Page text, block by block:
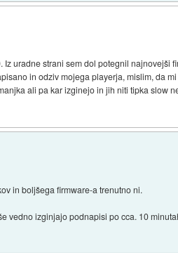
Iz uradne strani sem dol potegnil
in odziv mojega playerja, mislim, da
ali pa kar izginejo in jih niti tipka slow
in boljšega firmware-a trenutno ni.
vedno izginjajo podnapisi po cca. 10